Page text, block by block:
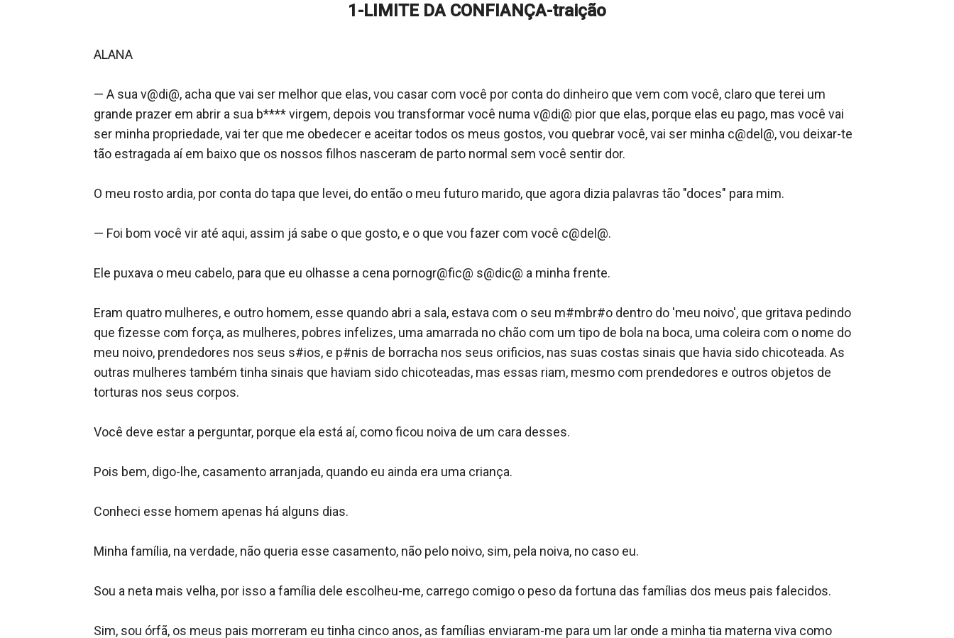
1-LIMITE DA CONFIANÇA-traição
ALANA
— A sua v@di@, acha que vai ser melhor que elas, vou casar com você por conta do dinheiro que vem com você, claro que terei um
grande prazer em abrir a sua b**** virgem, depois vou transformar você numa v@di@ pior que elas, porque elas eu pago, mas você vai
ser minha propriedade, vai ter que me obedecer e aceitar todos os meus gostos, vou quebrar você, vai ser minha c@del@, vou deixar-te
tão estragada aí em baixo que os nossos filhos nasceram de parto normal sem você sentir dor.
O meu rosto ardia, por conta do tapa que levei, do então o meu futuro marido, que agora dizia palavras tão "doces" para mim.
— Foi bom você vir até aqui, assim já sabe o que gosto, e o que vou fazer com você c@del@.
Ele puxava o meu cabelo, para que eu olhasse a cena pornogr@fic@ s@dic@ a minha frente.
Eram quatro mulheres, e outro homem, esse quando abri a sala, estava com o seu m#mbr#o dentro do 'meu noivo', que gritava pedindo
que fizesse com força, as mulheres, pobres infelizes, uma amarrada no chão com um tipo de bola na boca, uma coleira com o nome do
meu noivo, prendedores nos seus s#ios, e p#nis de borracha nos seus orificios, nas suas costas sinais que havia sido chicoteada. As
outras mulheres também tinha sinais que haviam sido chicoteadas, mas essas riam, mesmo com prendedores e outros objetos de
torturas nos seus corpos.
Você deve estar a perguntar, porque ela está aí, como ficou noiva de um cara desses.
Pois bem, digo-lhe, casamento arranjada, quando eu ainda era uma criança.
Conheci esse homem apenas há alguns dias.
Minha família, na verdade, não queria esse casamento, não pelo noivo, sim, pela noiva, no caso eu.
Sou a neta mais velha, por isso a família dele escolheu-me, carrego comigo o peso da fortuna das famílias dos meus pais falecidos.
Sim, sou órfã, os meus pais morreram eu tinha cinco anos, as famílias enviaram-me para um lar onde a minha tia materna viva como